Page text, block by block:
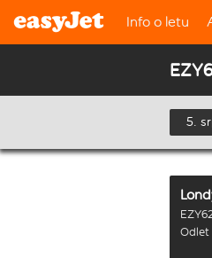
Info o letu
5.
Odlet